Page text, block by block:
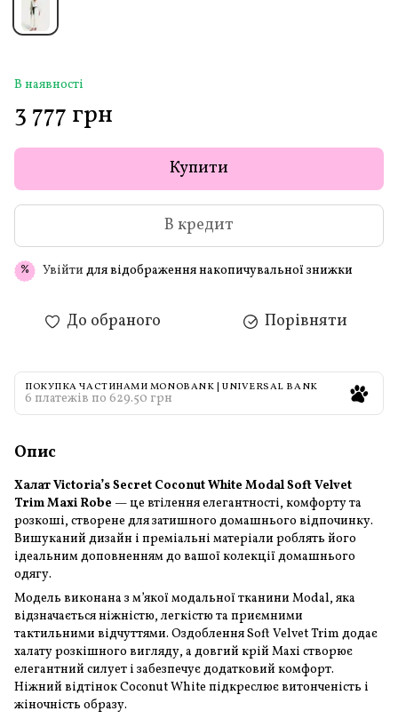
В наявності
3 777 грн
Купити
В кредит
% Увійти для відображення накопичувальної знижки
До обраного Порівняти
ПОКУПКА ЧАСТИНАМИ MONOBANK | UNIVERSAL BANK
6 платежів по 629.50 грн
Опис
Халат Victoria’s Secret Coconut White Modal Soft Velvet
Trim Maxi Robe — це втілення елегантності, комфорту та
розкоші, створене для затишного домашнього відпочинку.
Вишуканий дизайн і преміальні матеріали роблять його
ідеальним доповненням до вашої колекції домашнього
одягу.
Модель виконана з м’якої модальної тканини Modal, яка
відзначається ніжністю, легкістю та приємними
тактильними відчуттями. Оздоблення Soft Velvet Trim додає
халату розкішного вигляду, а довгий крій Maxi створює
елегантний силует і забезпечує додатковий комфорт.
Ніжний відтінок Coconut White підкреслює витонченість і
жіночність образу.